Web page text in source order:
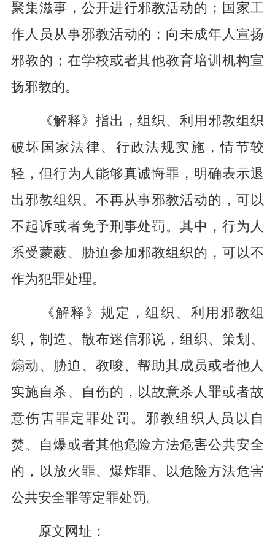
聚集滋事，公开进行邪教活动的；国家工
作人员从事邪教活动的；向未成年人宣扬
邪教的；在学校或者其他教育培训机构宣
扬邪教的。
《解释》指出，组织、利用邪教组织
破坏国家法律、行政法规实施，情节较
轻，但行为人能够真诚悔罪，明确表示退
出邪教组织、不再从事邪教活动的，可以
不起诉或者免予刑事处罚。其中，行为人
系受蒙蔽、胁迫参加邪教组织的，可以不
作为犯罪处理。
《解释》规定，组织、利用邪教组
织，制造、散布迷信邪说，组织、策划、
煽动、胁迫、教唆、帮助其成员或者他人
实施自杀、自伤的，以故意杀人罪或者故
意伤害罪定罪处罚。邪教组织人员以自
焚、自爆或者其他危险方法危害公共安全
的，以放火罪、爆炸罪、以危险方法危害
公共安全罪等定罪处罚。
原文网址：